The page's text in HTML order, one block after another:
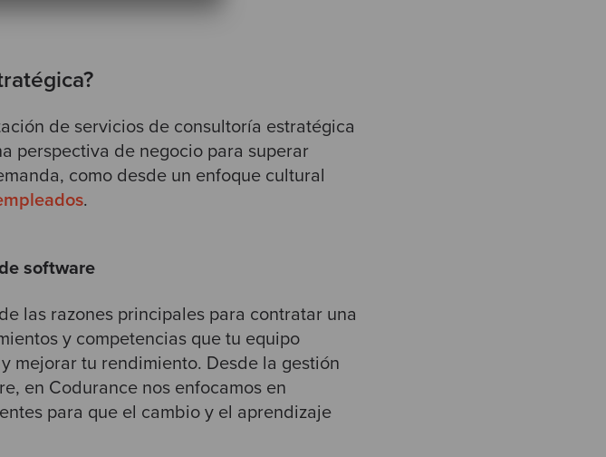
de servicios de consultoría estratégica
perspectiva de negocio para superar
como desde un enfoque cultural
.
software
las razones principales para contratar una
y competencias que tu equipo
mejorar tu rendimiento. Desde la gestión
en Codurance nos enfocamos en
para que el cambio y el aprendizaje